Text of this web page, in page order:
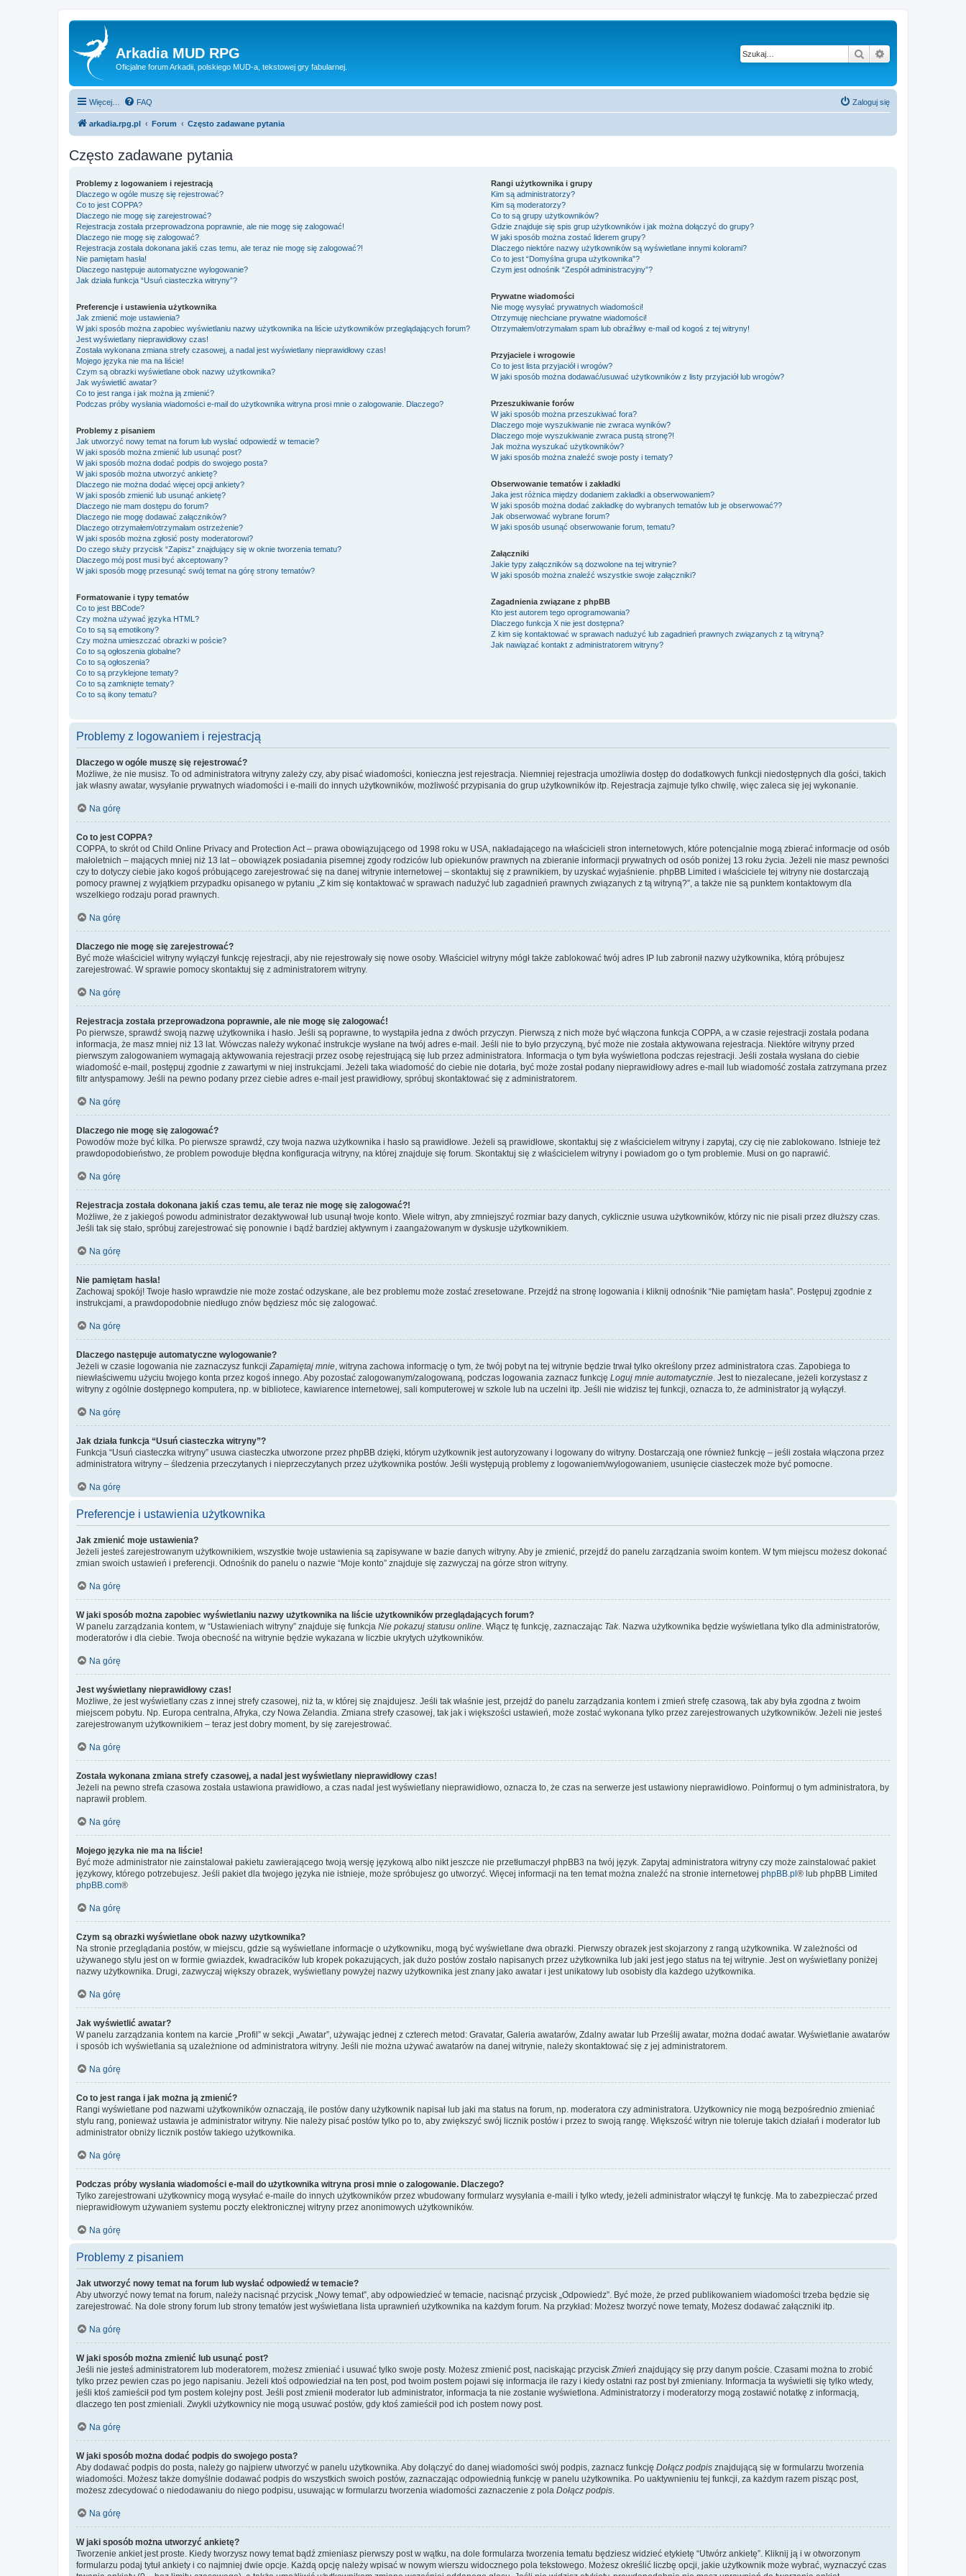
Arkadia MUD RPG
Oficjalne forum Arkadii, polskiego MUD-a, tekstowej gry fabularnej.
Szukaj
Więcej… FAQ Zaloguj się
arkadia.rpg.pl Forum Często zadawane pytania
Często zadawane pytania
Problemy z logowaniem i rejestracją
Dlaczego w ogóle muszę się rejestrować?
Co to jest COPPA?
Dlaczego nie mogę się zarejestrować?
Rejestracja została przeprowadzona poprawnie, ale nie mogę się zalogować!
Dlaczego nie mogę się zalogować?
Rejestracja została dokonana jakiś czas temu, ale teraz nie mogę się zalogować?!
Nie pamiętam hasła!
Dlaczego następuje automatyczne wylogowanie?
Jak działa funkcja “Usuń ciasteczka witryny”?
Preferencje i ustawienia użytkownika
Jak zmienić moje ustawienia?
W jaki sposób można zapobiec wyświetlaniu nazwy użytkownika na liście użytkowników przeglądających forum?
Jest wyświetlany nieprawidłowy czas!
Została wykonana zmiana strefy czasowej, a nadal jest wyświetlany nieprawidłowy czas!
Mojego języka nie ma na liście!
Czym są obrazki wyświetlane obok nazwy użytkownika?
Jak wyświetlić awatar?
Co to jest ranga i jak można ją zmienić?
Podczas próby wysłania wiadomości e-mail do użytkownika witryna prosi mnie o zalogowanie. Dlaczego?
Problemy z pisaniem
Jak utworzyć nowy temat na forum lub wysłać odpowiedź w temacie?
W jaki sposób można zmienić lub usunąć post?
W jaki sposób można dodać podpis do swojego posta?
W jaki sposób można utworzyć ankietę?
Dlaczego nie można dodać więcej opcji ankiety?
W jaki sposób zmienić lub usunąć ankietę?
Dlaczego nie mam dostępu do forum?
Dlaczego nie mogę dodawać załączników?
Dlaczego otrzymałem/otrzymałam ostrzeżenie?
W jaki sposób można zgłosić posty moderatorowi?
Do czego służy przycisk “Zapisz” znajdujący się w oknie tworzenia tematu?
Dlaczego mój post musi być akceptowany?
W jaki sposób mogę przesunąć swój temat na górę strony tematów?
Formatowanie i typy tematów
Co to jest BBCode?
Czy można używać języka HTML?
Co to są są emotikony?
Czy można umieszczać obrazki w poście?
Co to są ogłoszenia globalne?
Co to są ogłoszenia?
Co to są przyklejone tematy?
Co to są zamknięte tematy?
Co to są ikony tematu?
Rangi użytkownika i grupy
Kim są administratorzy?
Kim są moderatorzy?
Co to są grupy użytkowników?
Gdzie znajduje się spis grup użytkowników i jak można dołączyć do grupy?
W jaki sposób można zostać liderem grupy?
Dlaczego niektóre nazwy użytkowników są wyświetlane innymi kolorami?
Co to jest “Domyślna grupa użytkownika”?
Czym jest odnośnik “Zespół administracyjny”?
Prywatne wiadomości
Nie mogę wysyłać prywatnych wiadomości!
Otrzymuję niechciane prywatne wiadomości!
Otrzymałem/otrzymałam spam lub obraźliwy e-mail od kogoś z tej witryny!
Przyjaciele i wrogowie
Co to jest lista przyjaciół i wrogów?
W jaki sposób można dodawać/usuwać użytkowników z listy przyjaciół lub wrogów?
Przeszukiwanie forów
W jaki sposób można przeszukiwać fora?
Dlaczego moje wyszukiwanie nie zwraca wyników?
Dlaczego moje wyszukiwanie zwraca pustą stronę?!
Jak można wyszukać użytkowników?
W jaki sposób można znaleźć swoje posty i tematy?
Obserwowanie tematów i zakładki
Jaka jest różnica między dodaniem zakładki a obserwowaniem?
W jaki sposób można dodać zakładkę do wybranych tematów lub je obserwować??
Jak obserwować wybrane forum?
W jaki sposób usunąć obserwowanie forum, tematu?
Załączniki
Jakie typy załączników są dozwolone na tej witrynie?
W jaki sposób można znaleźć wszystkie swoje załączniki?
Zagadnienia związane z phpBB
Kto jest autorem tego oprogramowania?
Dlaczego funkcja X nie jest dostępna?
Z kim się kontaktować w sprawach nadużyć lub zagadnień prawnych związanych z tą witryną?
Jak nawiązać kontakt z administratorem witryny?
Problemy z logowaniem i rejestracją
Dlaczego w ogóle muszę się rejestrować?
Możliwe, że nie musisz. To od administratora witryny zależy czy, aby pisać wiadomości, konieczna jest rejestracja. Niemniej rejestracja umożliwia dostęp do dodatkowych funkcji niedostępnych dla gości, takich
jak własny awatar, wysyłanie prywatnych wiadomości i e-maili do innych użytkowników, możliwość przypisania do grup użytkowników itp. Rejestracja zajmuje tylko chwilę, więc zaleca się jej wykonanie.
Na górę
Co to jest COPPA?
COPPA, to skrót od Child Online Privacy and Protection Act – prawa obowiązującego od 1998 roku w USA, nakładającego na właścicieli stron internetowych, które potencjalnie mogą zbierać informacje od osób
małoletnich – mających mniej niż 13 lat – obowiązek posiadania pisemnej zgody rodziców lub opiekunów prawnych na zbieranie informacji prywatnych od osób poniżej 13 roku życia. Jeżeli nie masz pewności
czy to dotyczy ciebie jako kogoś próbującego zarejestrować się na danej witrynie internetowej – skontaktuj się z prawnikiem, by uzyskać wyjaśnienie. phpBB Limited i właściciele tej witryny nie dostarczają
pomocy prawnej z wyjątkiem przypadku opisanego w pytaniu „Z kim się kontaktować w sprawach nadużyć lub zagadnień prawnych związanych z tą witryną?”, a także nie są punktem kontaktowym dla
wszelkiego rodzaju porad prawnych.
Na górę
Dlaczego nie mogę się zarejestrować?
Być może właściciel witryny wyłączył funkcję rejestracji, aby nie rejestrowały się nowe osoby. Właściciel witryny mógł także zablokować twój adres IP lub zabronił nazwy użytkownika, którą próbujesz
zarejestrować. W sprawie pomocy skontaktuj się z administratorem witryny.
Na górę
Rejestracja została przeprowadzona poprawnie, ale nie mogę się zalogować!
Po pierwsze, sprawdź swoją nazwę użytkownika i hasło. Jeśli są poprawne, to wystąpiła jedna z dwóch przyczyn. Pierwszą z nich może być włączona funkcja COPPA, a w czasie rejestracji została podana
informacja, że masz mniej niż 13 lat. Wówczas należy wykonać instrukcje wysłane na twój adres e-mail. Jeśli nie to było przyczyną, być może nie została aktywowana rejestracja. Niektóre witryny przed
pierwszym zalogowaniem wymagają aktywowania rejestracji przez osobę rejestrującą się lub przez administratora. Informacja o tym była wyświetlona podczas rejestracji. Jeśli została wysłana do ciebie
wiadomość e-mail, postępuj zgodnie z zawartymi w niej instrukcjami. Jeżeli taka wiadomość do ciebie nie dotarła, być może został podany nieprawidłowy adres e-mail lub wiadomość została zatrzymana przez
filtr antyspamowy. Jeśli na pewno podany przez ciebie adres e-mail jest prawidłowy, spróbuj skontaktować się z administratorem.
Na górę
Dlaczego nie mogę się zalogować?
Powodów może być kilka. Po pierwsze sprawdź, czy twoja nazwa użytkownika i hasło są prawidłowe. Jeżeli są prawidłowe, skontaktuj się z właścicielem witryny i zapytaj, czy cię nie zablokowano. Istnieje też
prawdopodobieństwo, że problem powoduje błędna konfiguracja witryny, na której znajduje się forum. Skontaktuj się z właścicielem witryny i powiadom go o tym problemie. Musi on go naprawić.
Na górę
Rejestracja została dokonana jakiś czas temu, ale teraz nie mogę się zalogować?!
Możliwe, że z jakiegoś powodu administrator dezaktywował lub usunął twoje konto. Wiele witryn, aby zmniejszyć rozmiar bazy danych, cyklicznie usuwa użytkowników, którzy nic nie pisali przez dłuższy czas.
Jeśli tak się stało, spróbuj zarejestrować się ponownie i bądź bardziej aktywnym i zaangażowanym w dyskusje użytkownikiem.
Na górę
Nie pamiętam hasła!
Zachowaj spokój! Twoje hasło wprawdzie nie może zostać odzyskane, ale bez problemu może zostać zresetowane. Przejdź na stronę logowania i kliknij odnośnik “Nie pamiętam hasła”. Postępuj zgodnie z
instrukcjami, a prawdopodobnie niedługo znów będziesz móc się zalogować.
Na górę
Dlaczego następuje automatyczne wylogowanie?
Jeżeli w czasie logowania nie zaznaczysz funkcjiZapamiętaj mnie, witryna zachowa informację o tym, że twój pobyt na tej witrynie będzie trwał tylko określony przez administratora czas. Zapobiega to
niewłaściwemu użyciu twojego konta przez kogoś innego. Aby pozostać zalogowanym/zalogowaną, podczas logowania zaznacz funkcję Loguj mnie automatycznie. Jest to niezalecane, jeżeli korzystasz z
witryny z ogólnie dostępnego komputera, np. w bibliotece, kawiarence internetowej, sali komputerowej w szkole lub na uczelni itp. Jeśli nie widzisz tej funkcji, oznacza to, że administrator ją wyłączył.
Na górę
Jak działa funkcja “Usuń ciasteczka witryny”?
Funkcja “Usuń ciasteczka witryny” usuwa ciasteczka utworzone przez phpBB dzięki, którym użytkownik jest autoryzowany i logowany do witryny. Dostarczają one również funkcję – jeśli została włączona przez
administratora witryny – śledzenia przeczytanych i nieprzeczytanych przez użytkownika postów. Jeśli występują problemy z logowaniem/wylogowaniem, usunięcie ciasteczek może być pomocne.
Na górę
Preferencje i ustawienia użytkownika
Jak zmienić moje ustawienia?
Jeżeli jesteś zarejestrowanym użytkownikiem, wszystkie twoje ustawienia są zapisywane w bazie danych witryny. Aby je zmienić, przejdź do panelu zarządzania swoim kontem. W tym miejscu możesz dokonać
zmian swoich ustawień i preferencji. Odnośnik do panelu o nazwie “Moje konto” znajduje się zazwyczaj na górze stron witryny.
Na górę
W jaki sposób można zapobiec wyświetlaniu nazwy użytkownika na liście użytkowników przeglądających forum?
W panelu zarządzania kontem, w “Ustawieniach witryny” znajduje się funkcja Nie pokazuj statusu online. Włącz tę funkcję, zaznaczając Tak. Nazwa użytkownika będzie wyświetlana tylko dla administratorów,
moderatorów i dla ciebie. Twoja obecność na witrynie będzie wykazana w liczbie ukrytych użytkowników.
Na górę
Jest wyświetlany nieprawidłowy czas!
Możliwe, że jest wyświetlany czas z innej strefy czasowej, niż ta, w której się znajdujesz. Jeśli tak właśnie jest, przejdź do panelu zarządzania kontem i zmień strefę czasową, tak aby była zgodna z twoim
miejscem pobytu. Np. Europa centralna, Afryka, czy Nowa Zelandia. Zmiana strefy czasowej, tak jak i większości ustawień, może zostać wykonana tylko przez zarejestrowanych użytkowników. Jeżeli nie jesteś
zarejestrowanym użytkownikiem – teraz jest dobry moment, by się zarejestrować.
Na górę
Została wykonana zmiana strefy czasowej, a nadal jest wyświetlany nieprawidłowy czas!
Jeżeli na pewno strefa czasowa została ustawiona prawidłowo, a czas nadal jest wyświetlany nieprawidłowo, oznacza to, że czas na serwerze jest ustawiony nieprawidłowo. Poinformuj o tym administratora, by
naprawił problem.
Na górę
Mojego języka nie ma na liście!
Być może administrator nie zainstalował pakietu zawierającego twoją wersję językową albo nikt jeszcze nie przetłumaczył phpBB3 na twój język. Zapytaj administratora witryny czy może zainstalować pakiet
językowy, którego potrzebujesz. Jeśli pakiet dla twojego języka nie istnieje, może spróbujesz go utworzyć. Więcej informacji na ten temat można znaleźć na stronie internetowej phpBB.pl ® lub phpBB Limited
phpBB.com®
Na górę
Czym są obrazki wyświetlane obok nazwy użytkownika?
Na stronie przeglądania postów, w miejscu, gdzie są wyświetlane informacje o użytkowniku, mogą być wyświetlane dwa obrazki. Pierwszy obrazek jest skojarzony z rangą użytkownika. W zależności od
używanego stylu jest on w formie gwiazdek, kwadracików lub kropek pokazujących, jak dużo postów zostało napisanych przez użytkownika lub jaki jest jego status na tej witrynie. Jest on wyświetlany poniżej
nazwy użytkownika. Drugi, zazwyczaj większy obrazek, wyświetlany powyżej nazwy użytkownika jest znany jako awatar i jest unikatowy lub osobisty dla każdego użytkownika.
Na górę
Jak wyświetlić awatar?
W panelu zarządzania kontem na karcie „Profil” w sekcji „Awatar”, używając jednej z czterech metod: Gravatar, Galeria awatarów, Zdalny awatar lub Prześlij awatar, można dodać awatar. Wyświetlanie awatarów
i sposób ich wyświetlania są uzależnione od administratora witryny. Jeśli nie można używać awatarów na danej witrynie, należy skontaktować się z jej administratorem.
Na górę
Co to jest ranga i jak można ją zmienić?
Rangi wyświetlane pod nazwami użytkowników oznaczają, ile postów dany użytkownik napisał lub jaki ma status na forum, np. moderatora czy administratora. Użytkownicy nie mogą bezpośrednio zmieniać
stylu rang, ponieważ ustawia je administrator witryny. Nie należy pisać postów tylko po to, aby zwiększyć swój licznik postów i przez to swoją rangę. Większość witryn nie toleruje takich działań i moderator lub
administrator obniży licznik postów takiego użytkownika.
Na górę
Podczas próby wysłania wiadomości e-mail do użytkownika witryna prosi mnie o zalogowanie. Dlaczego?
Tylko zarejestrowani użytkownicy mogą wysyłać e-maile do innych użytkowników przez wbudowany formularz wysyłania e-maili i tylko wtedy, jeżeli administrator włączył tę funkcję. Ma to zabezpieczać przed
nieprawidłowym używaniem systemu poczty elektronicznej witryny przez anonimowych użytkowników.
Na górę
Problemy z pisaniem
Jak utworzyć nowy temat na forum lub wysłać odpowiedź w temacie?
Aby utworzyć nowy temat na forum, należy nacisnąć przycisk „Nowy temat”, aby odpowiedzieć w temacie, nacisnąć przycisk „Odpowiedz”. Być może, że przed publikowaniem wiadomości trzeba będzie się
zarejestrować. Na dole strony forum lub strony tematów jest wyświetlana lista uprawnień użytkownika na każdym forum. Na przykład: Możesz tworzyć nowe tematy, Możesz dodawać załączniki itp.
Na górę
W jaki sposób można zmienić lub usunąć post?
Jeśli nie jesteś administratorem lub moderatorem, możesz zmieniać i usuwać tylko swoje posty. Możesz zmienić post, naciskając przyciskZmień znajdujący się przy danym poście. Czasami można to zrobić
tylko przez pewien czas po jego napisaniu. Jeżeli ktoś odpowiedział na ten post, pod twoim postem pojawi się informacja ile razy i kiedy ostatni raz post był zmieniany. Informacja ta wyświetli się tylko wtedy,
jeśli ktoś zamieścił pod tym postem kolejny post. Jeśli post zmienił moderator lub administrator, informacja ta nie zostanie wyświetlona. Administratorzy i moderatorzy mogą zostawić notatkę z informacją,
dlaczego ten post zmieniali. Zwykli użytkownicy nie mogą usuwać postów, gdy ktoś zamieścił pod ich postem nowy post.
Na górę
W jaki sposób można dodać podpis do swojego posta?
Aby dodawać podpis do posta, należy go najpierw utworzyć w panelu użytkownika. Aby dołączyć do danej wiadomości swój podpis, zaznacz funkcję Dołącz podpis znajdującą się w formularzu tworzenia
wiadomości. Możesz także domyślnie dodawać podpis do wszystkich swoich postów, zaznaczając odpowiednią funkcję w panelu użytkownika. Po uaktywnieniu tej funkcji, za każdym razem pisząc post,
możesz zdecydować o niedodawaniu do niego podpisu, usuwając w formularzu tworzenia wiadomości zaznaczenie z pola Dołącz podpis.
Na górę
W jaki sposób można utworzyć ankietę?
Tworzenie ankiet jest proste. Kiedy tworzysz nowy temat bądź zmieniasz pierwszy post w wątku, na dole formularza tworzenia tematu będziesz widzieć etykietę “Utwórz ankietę”. Kliknij ją i w otworzonym
formularzu podaj tytuł ankiety i co najmniej dwie opcje. Każdą opcję należy wpisać w nowym wierszu widocznego pola tekstowego. Możesz określić liczbę opcji, jakie użytkownik może wybrać, wyznaczyć czas